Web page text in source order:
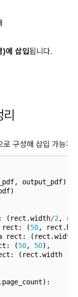
)에 삽입됩니다.
로 구성해 삽입 가능:
output_pdf):
(rect.width/2,
rect: (50,
rect: (rect.width
(50, 50),
(rect.width -